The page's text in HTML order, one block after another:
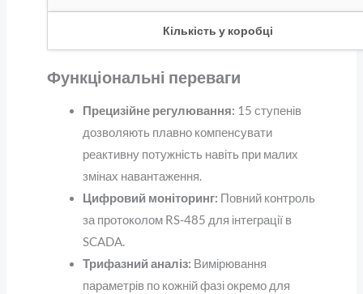
Кількість у коробці
Функціональні переваги
Прецизійне регулювання: 15 ступенів
дозволяють плавно компенсувати
реактивну потужність навіть при малих
змінах навантаження.
Цифровий моніторинг: Повний контроль
за протоколом RS-485 для інтеграції в
SCADA.
Трифазний аналіз: Вимірювання
параметрів по кожній фазі окремо для